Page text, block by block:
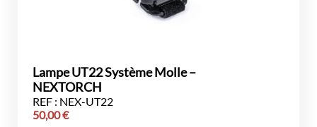
Lampe UT22 Système Molle –
NEXTORCH
REF : NEX-UT22
50,00€